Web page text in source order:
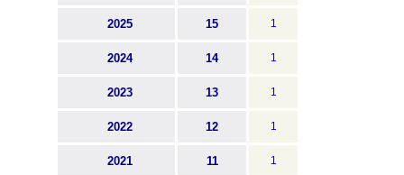
2025 15 1
2024 14 1
2023 13 1
2022 12 1
2021 11 1